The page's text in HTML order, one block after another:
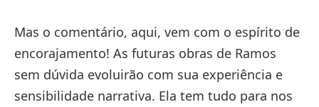
Mas o comentário, aqui, vem com o espírito de
encorajamento! As futuras obras de Ramos
sem dúvida evoluirão com sua experiência e
sensibilidade narrativa. Ela tem tudo para nos